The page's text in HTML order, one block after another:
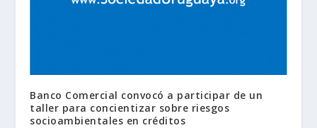
Banco Comercial convocó a participar de un
taller para concientizar sobre riesgos
socioambientales en créditos